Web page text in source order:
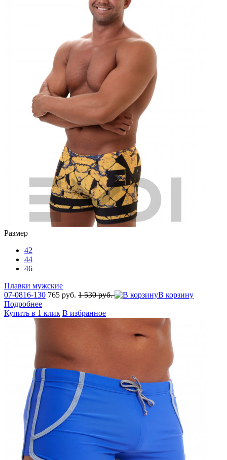
Размер
42
44
46
Плавки мужские
07-0816-130 765 руб. 1 530 руб.
В корзину
Подробнее
Купить в 1 клик В избранное